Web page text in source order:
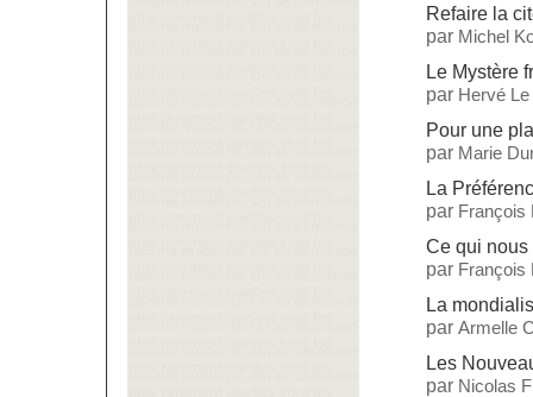
Refaire la
par Michel
Le Mystère
par Hervé
Pour une
par Marie
La
par François
Ce qui nous
par François
La
par Armelle
Les
par Nicolas